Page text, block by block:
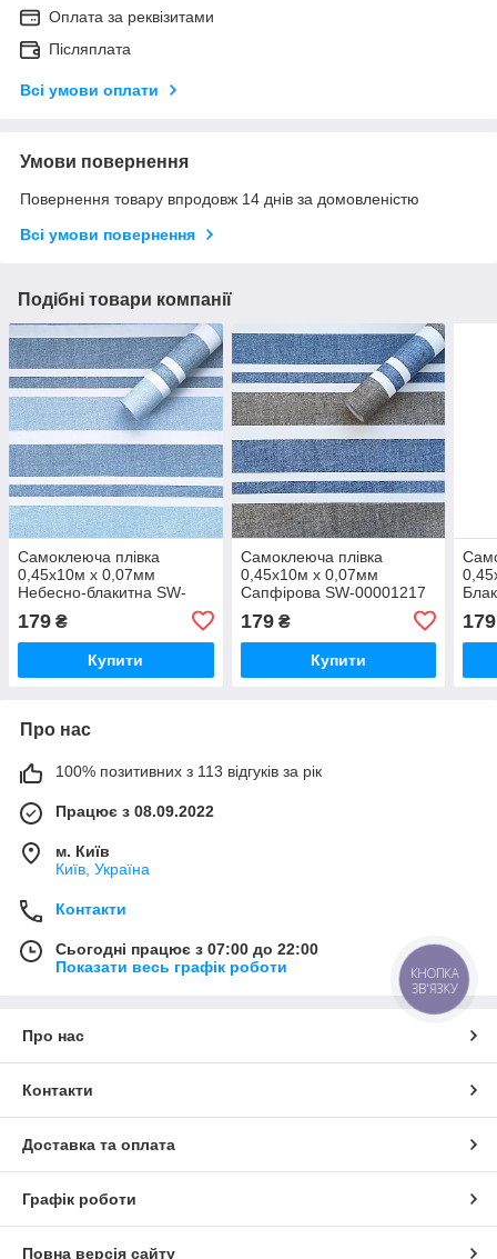
Оплата за реквізитами
Післяплата
Всі умови оплати
Умови повернення
Повернення товару впродовж 14 днів за домовленістю
Всі умови повернення
Подібні товари компанії
Самоклеюча плівка
0,45х10м х 0,07мм
Небесно-блакитна SW-
179 ₴
Купити
Самоклеюча плівка
0,45х10м х 0,07мм
Сапфірова SW-00001217
179₴
Купити
179
Про нас
100% позитивних з 113 відгуків за рік
Працює з 08.09.2022
м. Київ
Київ, Україна
Контакти
Сьогодні працює з 07:00 до 22:00
Показати весь графік роботи
Про нас
Контакти
Доставка та оплата
Графік роботи
Повна версія сайту
КНОПКА
ЗВ'ЯЗКУ